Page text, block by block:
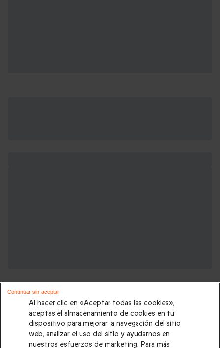
Regalos de boda que podrían interesarte:
Al hacer clic en «Aceptar todas las cookies»,
aceptas el almacenamiento de cookies en tu
dispositivo para mejorar la navegación del sitio
web, analizar el uso del sitio y ayudarnos en
nuestros esfuerzos de marketing. Para más
Continuar sin aceptar